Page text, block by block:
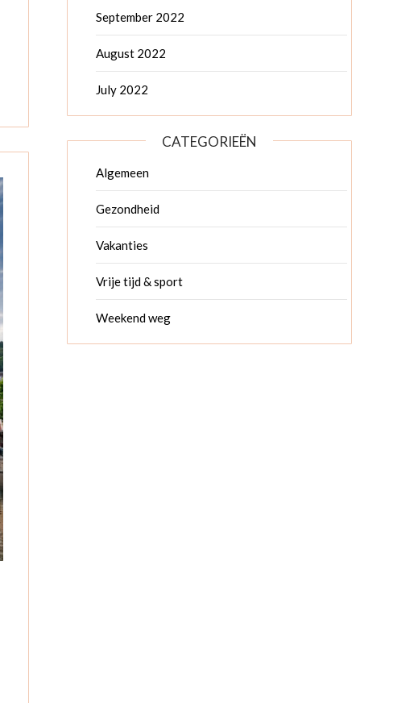
September 2022
August 2022
July 2022
CATEGORIEËN
Algemeen
Gezondheid
Vakanties
Vrije tijd & sport
Weekend weg